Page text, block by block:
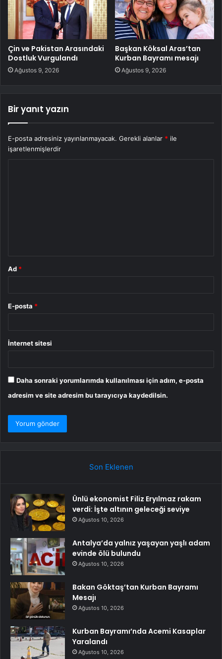
Çin ve Pakistan Arasındaki
Dostluk Vurgulandı
Ağustos 9, 2026
Başkan Köksal Aras’tan
Kurban Bayramı mesajı
Ağustos 9, 2026
Bir yanıt yazın
E-posta adresiniz yayınlanmayacak. Gerekli alanlar * ile
işaretlenmişlerdir
Ad *
E-posta *
İnternet sitesi
Daha sonraki yorumlarımda kullanılması için adım, e-posta
adresim ve site adresim bu tarayıcıya kaydedilsin.
Son Eklenen
Ünlü ekonomist Filiz Eryılmaz rakam
verdi: İşte altının geleceği seviye
Ağustos 10, 2026
Antalya’da yalnız yaşayan yaşlı adam
evinde ölü bulundu
Ağustos 10, 2026
Bakan Göktaş’tan Kurban Bayramı
Mesajı
Ağustos 10, 2026
Kurban Bayramı’nda Acemi Kasaplar
Yaralandı
Ağustos 10, 2026